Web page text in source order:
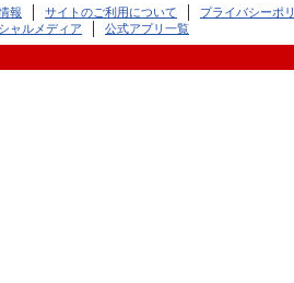
報 サイトのご利用について
プライバシーポ
ャルメディア
公式アプリ一覧